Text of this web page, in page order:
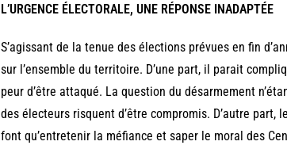
L’URGENCE ÉLECTORALE, UNE RÉPONSE INADAPTÉE
S’agissant de la tenue des élections prévues en fin
sur l’ensemble du territoire. D’une part, il parait
peur d’être attaqué. La question du désarmement
des électeurs risquent d’être compromis. D’autre
font qu’entretenir la méfiance et saper le moral des